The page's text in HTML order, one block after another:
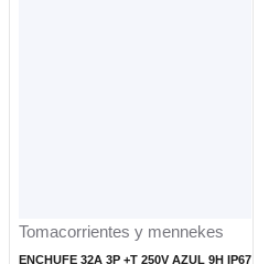
Tomacorrientes y mennekes
ENCHUFE 32A 3P +T 250V AZUL 9H IP67